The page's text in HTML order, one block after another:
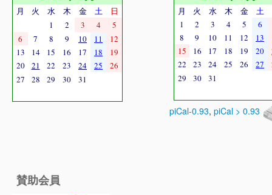
月 火 水 木 金 土
日
1
2 3 4
5
6
7 8 9 10 11
12
13
14 15 16 17 18
19
20
21 22 23 24 25
26
27
28 29 30 31
月 火 水 木 金 土
1
2 3 4 5
6
8
9 10 11 12 13
15
16 17 18 19 20
22
23 24 25 26 27
29
30 31
piCal-0.93, piCal > 0.93
賛助会員